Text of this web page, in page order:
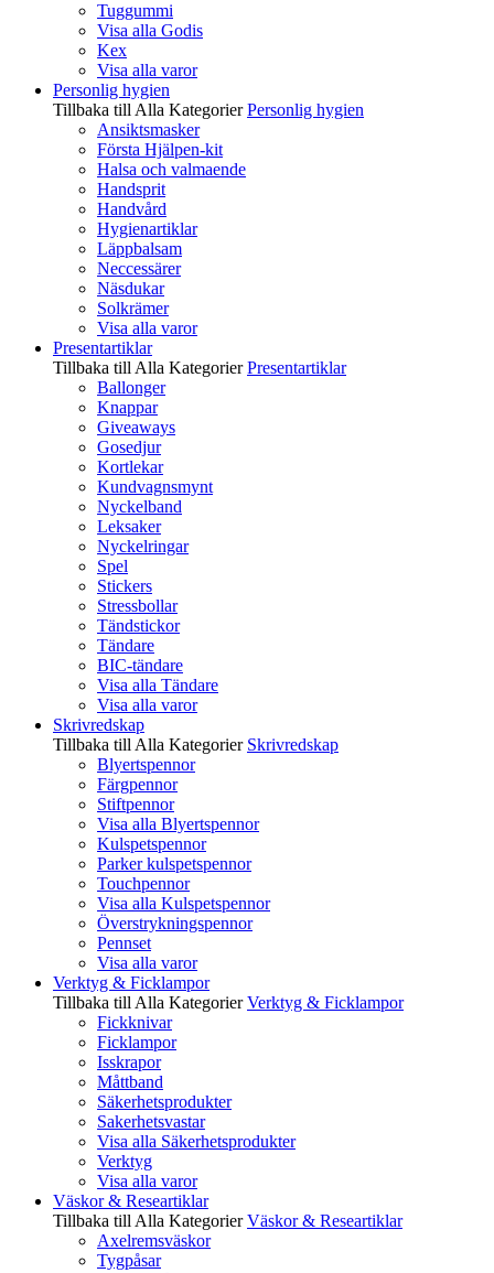
Tuggummi
Visa alla Godis
Kex
Visa alla varor
Personlig hygien
Tillbaka till Alla Kategorier Personlig hygien
Ansiktsmasker
Första Hjälpen-kit
Halsa och valmaende
Handsprit
Handvård
Hygienartiklar
Läppbalsam
Neccessärer
Näsdukar
Solkrämer
Visa alla varor
Presentartiklar
Tillbaka till Alla Kategorier Presentartiklar
Ballonger
Knappar
Giveaways
Gosedjur
Kortlekar
Kundvagnsmynt
Nyckelband
Leksaker
Nyckelringar
Spel
Stickers
Stressbollar
Tändstickor
Tändare
BIC-tändare
Visa alla Tändare
Visa alla varor
Skrivredskap
Tillbaka till Alla Kategorier Skrivredskap
Blyertspennor
Färgpennor
Stiftpennor
Visa alla Blyertspennor
Kulspetspennor
Parker kulspetspennor
Touchpennor
Visa alla Kulspetspennor
Överstrykningspennor
Pennset
Visa alla varor
Verktyg & Ficklampor
Tillbaka till Alla Kategorier Verktyg & Ficklampor
Fickknivar
Ficklampor
Isskrapor
Måttband
Säkerhetsprodukter
Sakerhetsvastar
Visa alla Säkerhetsprodukter
Verktyg
Visa alla varor
Väskor & Researtiklar
Tillbaka till Alla Kategorier Väskor & Researtiklar
Axelremsväskor
Tygpåsar